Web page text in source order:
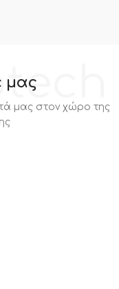
μας
μας στον χώρο της